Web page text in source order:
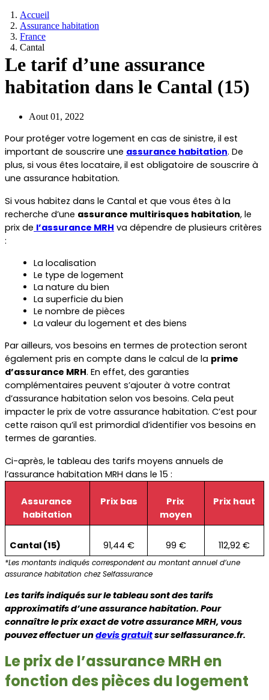
Accueil
Assurance habitation
France
Cantal
Le tarif d’une assurance
habitation dans le Cantal (15)
Aout 01, 2022
Pour protéger votre logement en cas de sinistre, il est
important de souscrire une assurance habitation. De
plus, si vous êtes locataire, il est obligatoire de souscrire à
une assurance habitation.
Si vous habitez dans le Cantal et que vous êtes à la
recherche d’une assurance multirisques habitation, le
prix de l’assurance MRH va dépendre de plusieurs critères
:
La localisation
Le type de logement
La nature du bien
La superficie du bien
Le nombre de pièces
La valeur du logement et des biens
Par ailleurs, vos besoins en termes de protection seront
également pris en compte dans le calcul de la prime
d’assurance MRH. En effet, des garanties
complémentaires peuvent s’ajouter à votre contrat
d’assurance habitation selon vos besoins. Cela peut
impacter le prix de votre assurance habitation. C’est pour
cette raison qu’il est primordial d’identifier vos besoins en
termes de garanties.
Ci-après, le tableau des tarifs moyens annuels de
l’assurance habitation MRH dans le 15 :
Assurance
habitation
Prix bas
Prix
moyen
Prix haut
Cantal (15) 91,44 € 99 € 112,92 €
*Les montants indiqués correspondent au montant annuel d’une
assurance habitation chez Selfassurance
Les tarifs indiqués sur le tableau sont des tarifs
approximatifs d’une assurance habitation. Pour
connaître le prix exact de votre assurance MRH, vous
pouvez effectuer un devis gratuitsur selfassurance.fr.
Le prix de l’assurance MRH en
fonction des pièces du logement